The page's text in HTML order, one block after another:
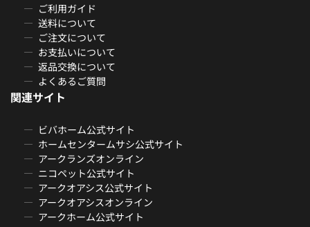
ご利用ガイド
送料について
ご注文について
お支払いについて
返品交換について
よくあるご質問
関連サイト
ビバホーム公式サイト
ホームセンタームサシ公式サイト
アークランズオンライン
ニコペット公式サイト
アークオアシス公式サイト
アークオアシスオンライン
アークホーム公式サイト